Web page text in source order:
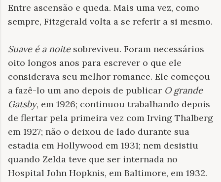
Entre ascensão e queda. Mais uma vez, como
sempre, Fitzgerald volta a se referir a si mesmo.
Suave é a noitesobreviveu. Foram necessários
oito longos anos para escrever o que ele
considerava seu melhor romance. Ele começou
a fazê-lo um ano depois de publicar O grande
Gatsby, em 1926; continuou trabalhando depois
de flertar pela primeira vez com Irving Thalberg
em 1927; não o deixou de lado durante sua
estadia em Hollywood em 1931; nem desistiu
quando Zelda teve que ser internada no
Hospital John Hopknis, em Baltimore, em 1932.